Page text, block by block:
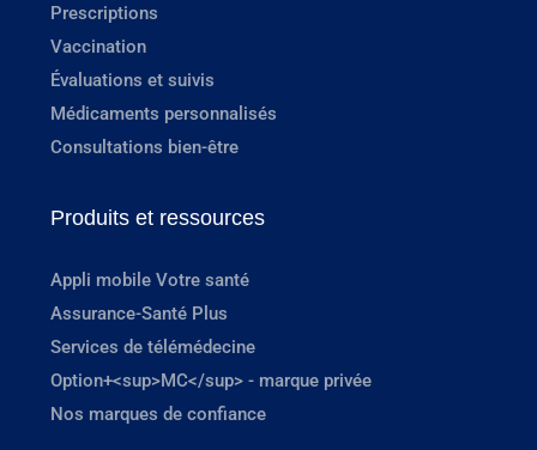
Prescriptions
Vaccination
Évaluations et suivis
Médicaments personnalisés
Consultations bien-être
Produits et ressources
Appli mobile Votre santé
Assurance-Santé Plus
Services de télémédecine
Option+<sup>MC</sup> - marque privée
Nos marques de confiance